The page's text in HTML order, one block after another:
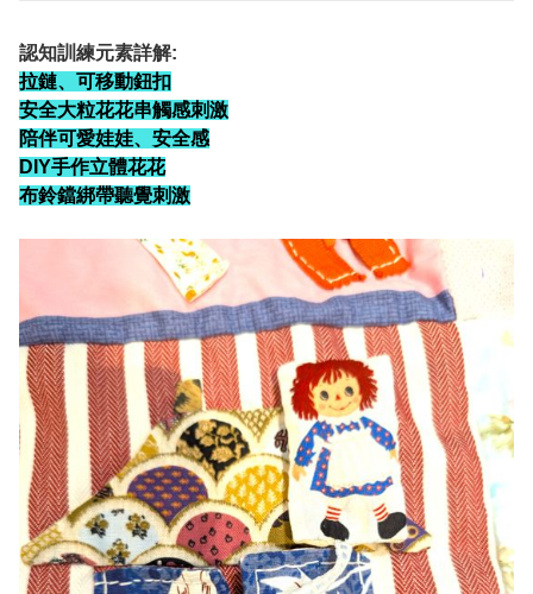
認知訓練元素詳解:
拉鏈、可移動鈕扣
安全大粒花花串觸感刺激
陪伴可愛娃娃、安全感
DIY手作立體花花
布鈴鐺綁帶聽覺刺激